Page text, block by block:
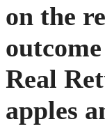
on the
Real
apples